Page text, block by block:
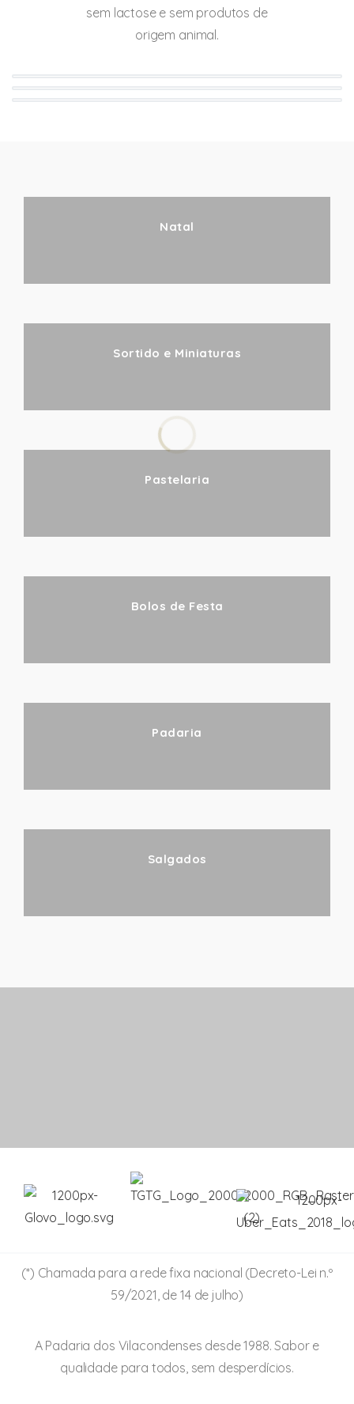
sem lactose e sem produtos de
origem animal.
Natal
Sortido e Miniaturas
Pastelaria
Bolos de Festa
Padaria
Salgados
(*) Chamada para a rede fixa nacional (Decreto-Lei n.º
59/2021, de 14 de julho)
A Padaria dos Vilacondenses desde 1988. Sabor e
qualidade para todos, sem desperdícios.